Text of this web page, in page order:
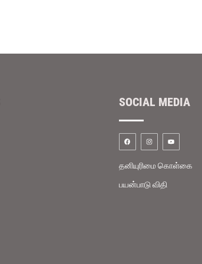
SOCIAL MEDIA
தனியுரிமை கொள்கை
பயன்பாடு விதி